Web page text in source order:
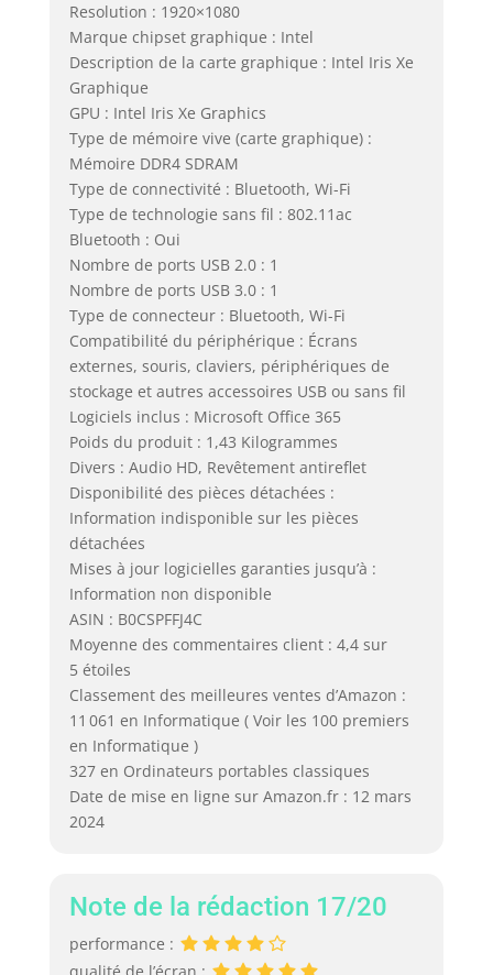
Resolution : 1920×1080
Marque chipset graphique : Intel
Description de la carte graphique : Intel Iris Xe
Graphique
GPU : Intel Iris Xe Graphics
Type de mémoire vive (carte graphique) :
Mémoire DDR4 SDRAM
Type de connectivité : Bluetooth, Wi-Fi
Type de technologie sans fil : 802.11ac
Bluetooth : Oui
Nombre de ports USB 2.0 : 1
Nombre de ports USB 3.0 : 1
Type de connecteur : Bluetooth, Wi-Fi
Compatibilité du périphérique : Écrans
externes, souris, claviers, périphériques de
stockage et autres accessoires USB ou sans fil
Logiciels inclus : Microsoft Office 365
Poids du produit : 1,43 Kilogrammes
Divers : Audio HD, Revêtement antireflet
Disponibilité des pièces détachées :
Information indisponible sur les pièces
détachées
Mises à jour logicielles garanties jusqu’à :
Information non disponible
ASIN : B0CSPFFJ4C
Moyenne des commentaires client : 4,4 sur
5 étoiles
Classement des meilleures ventes d’Amazon :
11 061 en Informatique ( Voir les 100 premiers
en Informatique )
327 en Ordinateurs portables classiques
Date de mise en ligne sur Amazon.fr : 12 mars
2024
Note de la rédaction 17/20
performance :